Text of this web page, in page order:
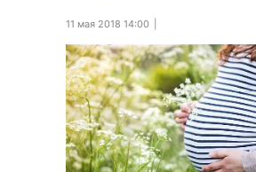
11 мая 2018 14:00